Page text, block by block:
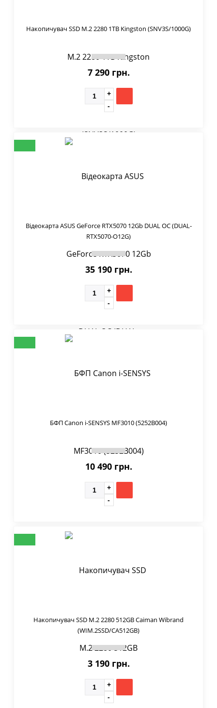
Накопичувач SSD M.2 2280 1TB Kingston (SNV3S/1000G)
7 290 грн.
Відеокарта ASUS GeForce RTX5070 12Gb DUAL OC (DUAL-
RTX5070-O12G)
35 190 грн.
БФП Canon i-SENSYS MF3010 (5252B004)
10 490 грн.
Накопичувач SSD M.2 2280 512GB Caiman Wibrand
(WIM.2SSD/CA512GB)
3 190 грн.